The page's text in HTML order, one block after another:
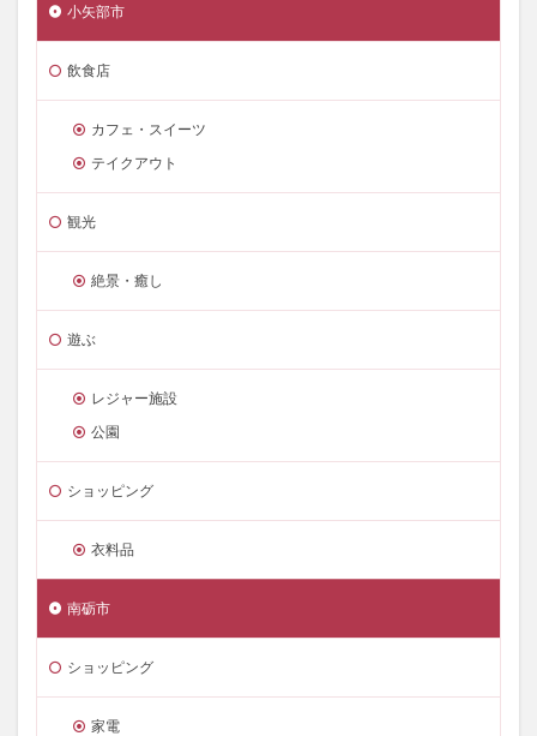
小矢部市
飲食店
カフェ・スイーツ
テイクアウト
観光
絶景・癒し
遊ぶ
レジャー施設
公園
ショッピング
衣料品
南砺市
ショッピング
家電